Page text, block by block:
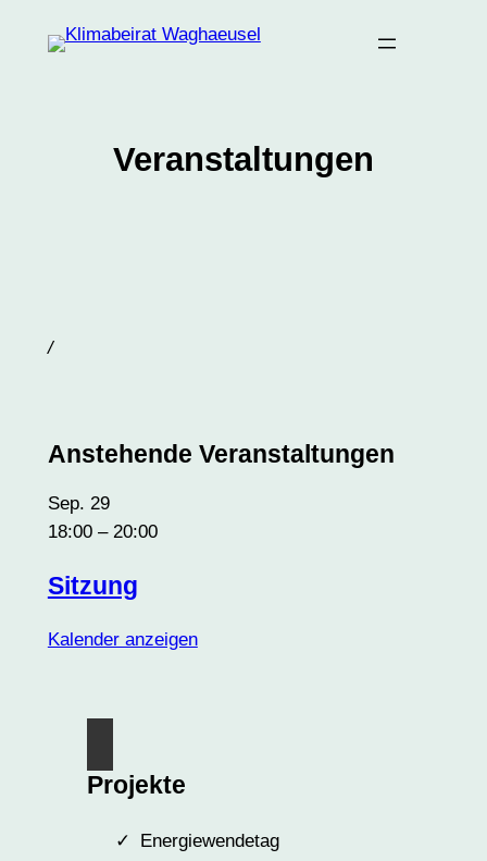
Inhalt
Veranstaltungen
/
Anstehende Veranstaltungen
Sep. 29
18:00– 20:00
Sitzung
Kalender anzeigen
Projekte
Energiewendetag